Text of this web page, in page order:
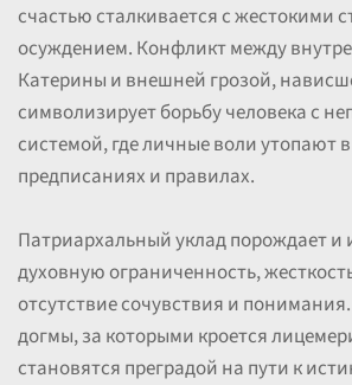
счастью сталкивается с жестокими
осуждением. Конфликт между
Катерины и внешней грозой,
символизирует борьбу человека с
системой, где личные воли утопают
предписаниях и правилах.
Патриархальный уклад порождает и
духовную ограниченность,
отсутствие сочувствия и
догмы, за которыми кроется
становятся преградой на пути к